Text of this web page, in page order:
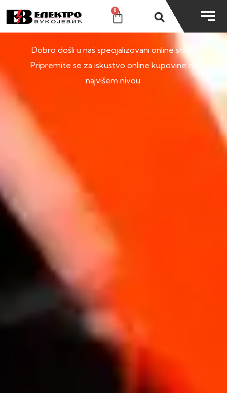
0
SHOP
Dobro došli u naš specijalizovani online shop.
Pripremite se za iskustvo online kupovine na
najvišem nivou.